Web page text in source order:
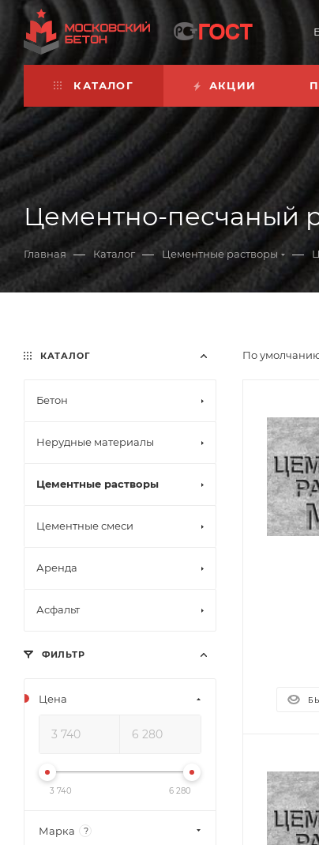
КАТАЛОГ АКЦИИ
Цементно-песчаный
Главная — Каталог — Цементные растворы —
По
КАТАЛОГ
Бетон
Нерудные материалы
Цементные растворы
Цементные смеси
Аренда
Асфальт
ФИЛЬТР
Цена
3 740 6 280
Марка ?